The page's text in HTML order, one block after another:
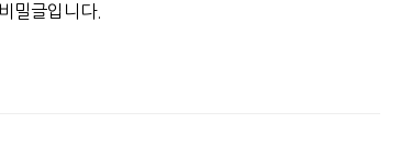
비밀글입니다.